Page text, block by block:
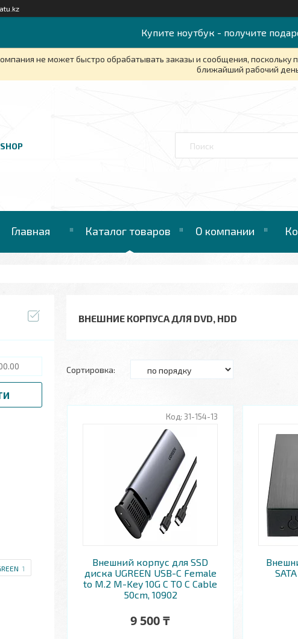
Купите ноутбук - получите
не может быстро обрабатывать заказы и сообщения,
ближайший рабочий
Главная Каталог товаров О компании
ВНЕШНИЕ КОРПУСА ДЛЯ DVD, HDD
31-154-13
Внешний корпус для SSD
диска UGREEN USB-C Female
to M.2 M-Key 10G C TO C Cable
50cm, 10902
9 500 ₸
1